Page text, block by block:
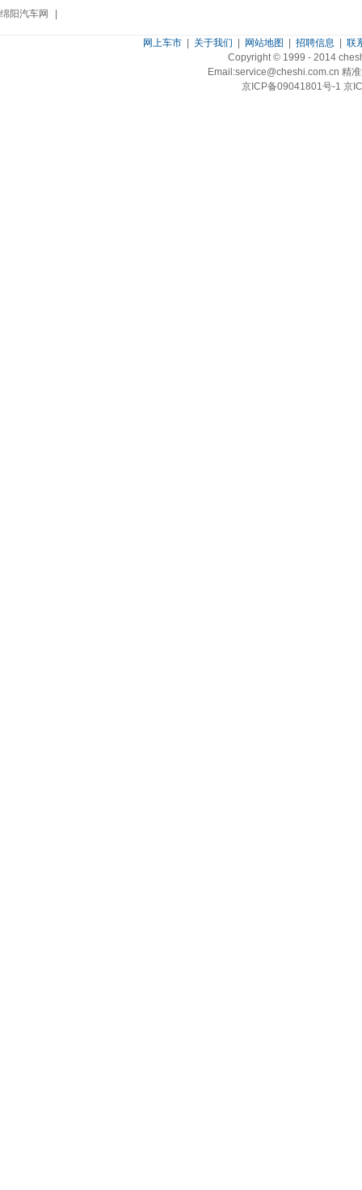
绵阳汽车网
网上车市| 关于我们 网站地图 招聘信息
联
Copyright © 1999 - 2014
Email:service@cheshi.com.cn 精
京ICP备09041801号-1 京